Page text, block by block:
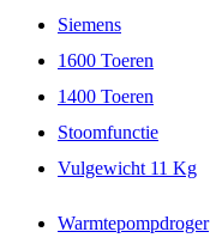
Siemens
1600 Toeren
1400 Toeren
Stoomfunctie
Vulgewicht 11 Kg
Warmtepompdroger